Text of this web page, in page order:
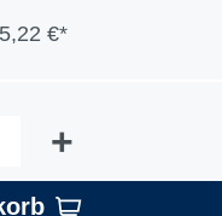
5,22 €*
+